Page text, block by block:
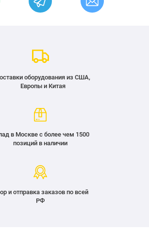
оборудования из США,
Европы и Китая
в Москве с более чем 1500
позиций в наличии
и отправка заказов по всей
РФ